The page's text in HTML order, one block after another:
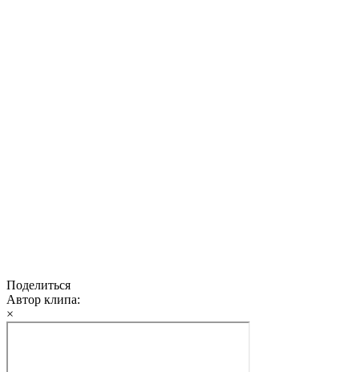
Поделиться
Автор клипа:
×